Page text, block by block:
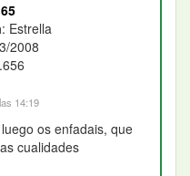
: Estrella
2008
14:19
os enfadais, que
cualidades